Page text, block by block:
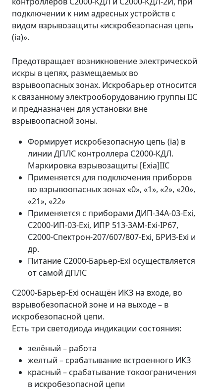
подключении к ним адресных устройств с
видом взрывозащиты «искробезопасная цепь
(iа)».
Предотвращает возникновение электрической
искры в цепях, размещаемых во
взрывоопасных зонах. Искробарьер относится
к связанному электрооборудованию группы IIC
и предназначен для установки вне
взрывоопасной зоны.
Формирует искробезопасную цепь (iа) в
линии ДПЛС контроллера С2000-КДЛ.
Маркировка взрывозащиты [Exia]IIC
Применяется для подключения приборов
во взрывоопасных зонах «0», «1», «2», «20»,
«21», «22»
Применяется с приборами ДИП-34А-03-Exi,
С2000-ИП-03-Exi, ИПР 513-3АМ-Exi-IP67,
С2000-Спектрон-207/607/807-Exi, БРИЗ-Exi и
др.
Питание С2000-Барьер-Exi осуществляется
от самой ДПЛС
С2000-Барьер-Exi оснащён ИКЗ на входе, во
взрывобезопасной зоне и на выходе – в
искробезопасной цепи.
Есть три светодиода индикации состояния:
зелёный – работа
желтый – срабатывание встроенного ИКЗ
красный – срабатывание токоограничения
в искробезопасной цепи